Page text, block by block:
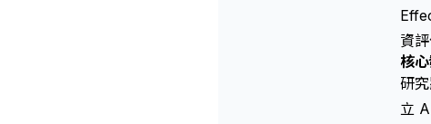
資
核
研
立